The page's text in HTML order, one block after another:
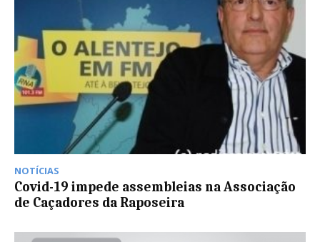
NOTÍCIAS
Covid-19 impede assembleias na Associação
de Caçadores da Raposeira